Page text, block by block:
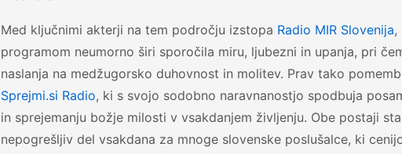
Med ključnimi akterji na tem področju izstopa Radio MIR Slovenija,
programom neumorno širi sporočila miru, ljubezni in upanja, pri
naslanja na medžugorsko duhovnost in molitev. Prav tako
Sprejmi.si Radio, ki s svojo sodobno naravnanostjo spodbuja
in sprejemanju božje milosti v vsakdanjem življenju. Obe postaji
nepogrešljiv del vsakdana za mnoge slovenske poslušalce, ki